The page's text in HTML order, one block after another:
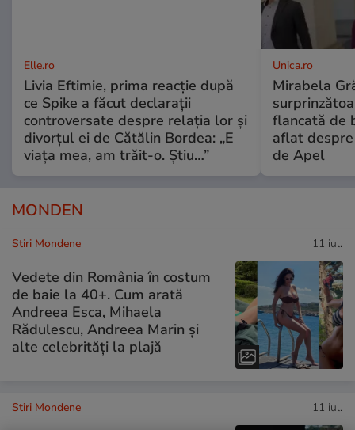
Elle.ro
Livia Eftimie, prima reacție după
ce Spike a făcut declarații
controversate despre relația lor și
divorțul ei de Cătălin Bordea: „E
viața mea, am trăit-o. Știu…”
Unica.ro
Mirabela
flancată de
aflat
de Apel
MONDEN
Stiri Mondene 11 iul.
Vedete din România în costum
de baie la 40+. Cum arată
Andreea Esca, Mihaela
Rădulescu, Andreea Marin și
alte celebrități la plajă
Stiri Mondene 11 iul.